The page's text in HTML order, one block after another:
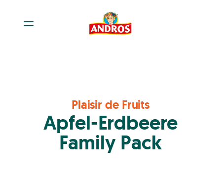
Plaisir de Fruits
Apfel-Erdbeere
Family Pack